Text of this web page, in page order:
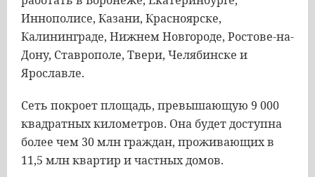
Иннополисе, Казани, Красноярске,
Калининграде, Нижнем Новгороде, Ростове-на-
Дону, Ставрополе, Твери, Челябинске и
Ярославле.
Сеть покроет площадь, превышающую 9 000
квадратных километров. Она будет доступна
более чем 30 млн граждан, проживающих в
11,5 млн квартир и частных домов.